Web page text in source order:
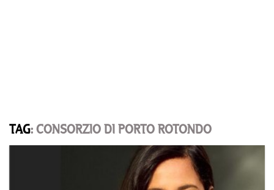
TAG: CONSORZIO DI PORTO ROTONDO